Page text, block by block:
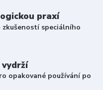
praxí
speciálního
vydrží
opakované používání po